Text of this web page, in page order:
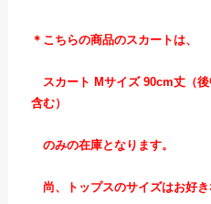
＊こちらの商品のスカートは、
スカート Mサイズ 90cm丈（
含む）
のみの在庫となります。
尚、トップスのサイズはお好き